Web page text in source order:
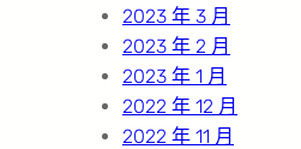
2023 年 3 月
2023 年 2 月
2023 年 1 月
2022 年 12 月
2022 年 11 月